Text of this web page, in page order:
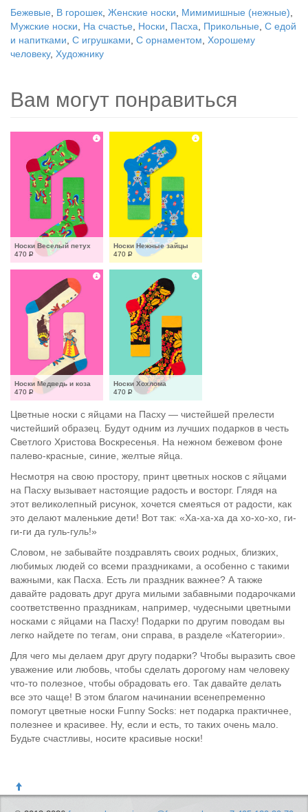
Бежевые В горошек Женские носки Мимимишные (нежные)
Мужские носки
На счастье Носки Пасха Прикольные С едой
и напитками С игрушками С орнаментом
Хорошему
человеку, Художнику
Вам могут понравиться
Носки Веселый петух
470 Р
Носки Нежные зайцы
470 Р
Носки Медведь и коза
470 Р
Носки Хохлома
470 Р
Цветные носки с яйцами на Пасху — чистейшей прелести
чистейший образец. Будут одним из лучших подарков в честь
Светлого Христова Воскресенья. На нежном бежевом фоне
палево-красные, синие, желтые яйца.
Несмотря на свою простору, принт цветных носков с яйцами
на Пасху вызывает настоящие радость и восторг. Глядя на
этот великолепный рисунок, хочется смеяться от радости, как
это делают маленькие дети! Вот так: «Ха-ха-ха да хо-хо-хо, ги-
ги-ги да гуль-гуль!»
Словом, не забывайте поздравлять своих родных, близких,
любимых людей со всеми праздниками, а особенно с такими
важными, как Пасха. Есть ли праздник важнее? А также
давайте радовать друг друга милыми забавными подарочками
соответственно праздникам, например, чудесными цветными
носками с яйцами на Пасху! Подарки по другим поводам вы
легко найдете по тегам, они справа, в разделе «Категории».
Для чего мы делаем друг другу подарки? Чтобы выразить свое
уважение или любовь, чтобы сделать дорогому нам человеку
что-то полезное, чтобы обрадовать его. Так давайте делать
все это чаще! В этом благом начинании всенепременно
помогут цветные носки Funny Socks: нет подарка практичнее,
полезнее и красивее. Ну, если и есть, то таких очень мало.
Будьте счастливы, носите красивые носки!